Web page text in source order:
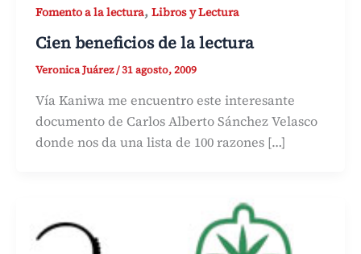
Fomento a la lectura, Libros y Lectura
Cien beneficios de la lectura
Veronica Juárez/31 agosto, 2009
Vía Kaniwa me encuentro este interesante
documento de Carlos Alberto Sánchez Velasco
donde nos da una lista de 100 razones […]